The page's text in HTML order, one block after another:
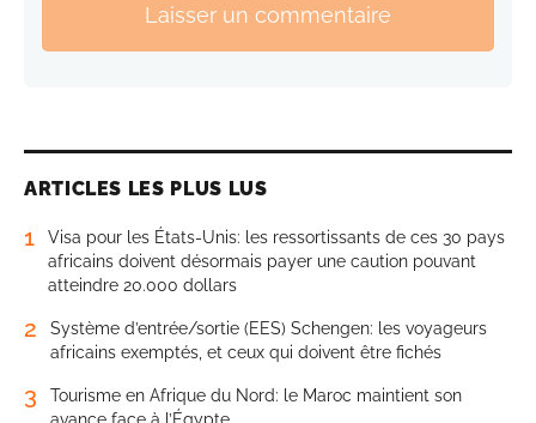
Laisser un commentaire
ARTICLES LES PLUS LUS
1
Visa pour les États-Unis: les ressortissants de ces 30 pays
africains doivent désormais payer une caution pouvant
atteindre 20.000 dollars
2
Système d’entrée/sortie (EES) Schengen: les voyageurs
africains exemptés, et ceux qui doivent être fichés
3
Tourisme en Afrique du Nord: le Maroc maintient son
avance face à l’Égypte